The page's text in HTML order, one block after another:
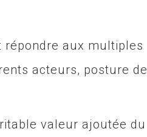
répondre aux multiples
acteurs, posture de
valeur ajoutée du